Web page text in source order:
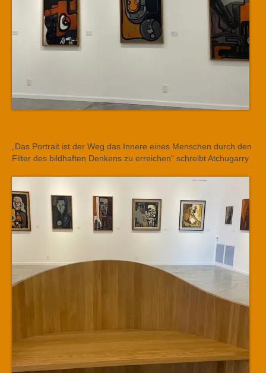
„Das Portrait ist der Weg das Innere eines Menschen durch den
Filter des bildhaften Denkens zu erreichen“ schreibt Atchugarry